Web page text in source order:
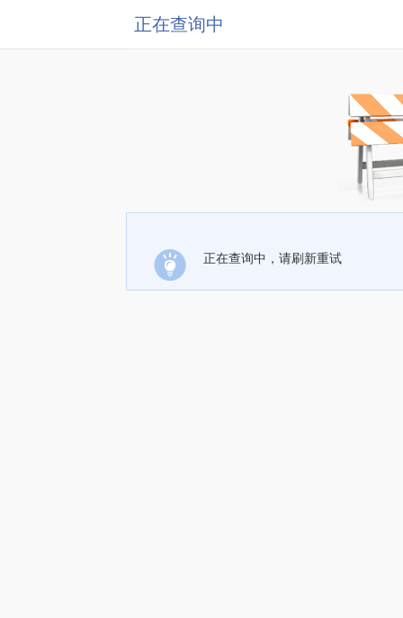
正在查询中
正在查询中，请刷新重试